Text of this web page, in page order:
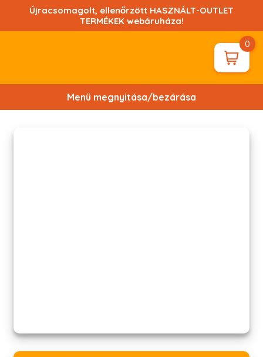
tartalomhoz!
Újracsomagolt, ellenőrzött HASZNÁLT-OUTLET
TERMÉKEK webáruháza!
0
Menü megnyitása/bezárása